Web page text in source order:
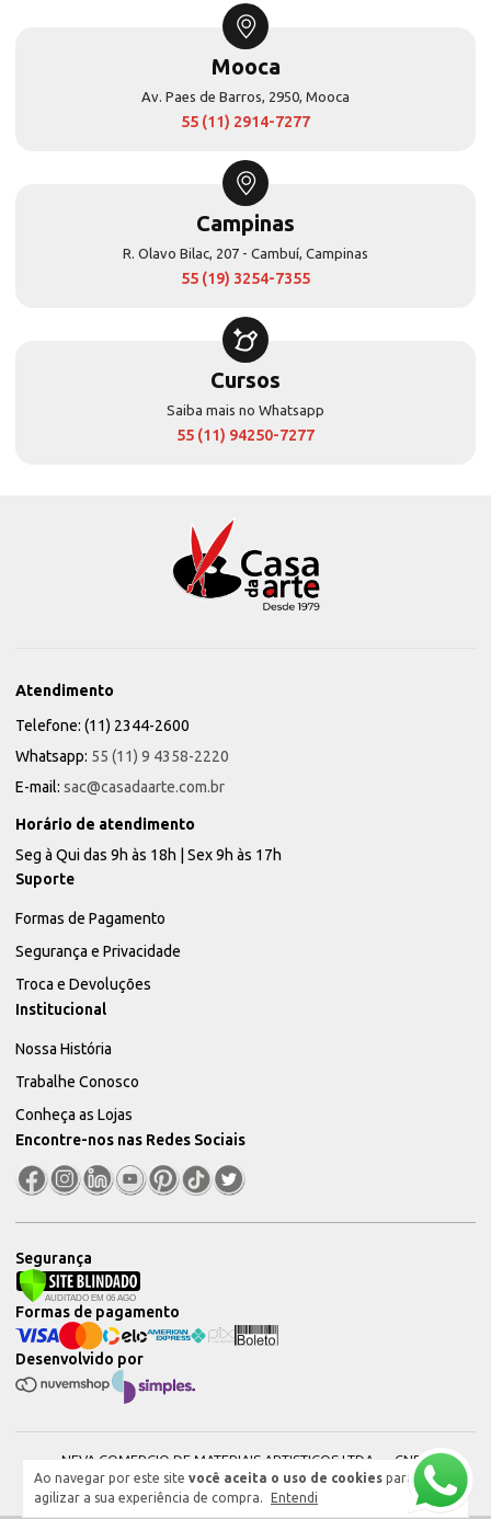
Ao navegar por este site você aceita o uso de cookies para
agilizar a sua experiência de compra.
Entendi
Mooca
Av. Paes de Barros, 2950, Mooca
55 (11) 2914-7277
Campinas
R. Olavo Bilac, 207 - Cambuí, Campinas
55 (19) 3254-7355
Cursos
Saiba mais no Whatsapp
55 (11) 94250-7277
Atendimento
Telefone: (11) 2344-2600
Whatsapp: 55 (11) 9 4358-2220
E-mail: sac@casadaarte.com.br
Horário de atendimento
Seg à Qui das 9h às 18h | Sex 9h às 17h
Suporte
Formas de Pagamento
Segurança e Privacidade
Troca e Devoluções
Institucional
Nossa História
Trabalhe Conosco
Conheça as Lojas
Encontre-nos nas Redes Sociais
Segurança
Desenvolvido por
Formas de pagamento
NEVA COMERCIO DE MATERIAIS ARTISTICOS LTDA — CNPJ:
51604544000101 © 2026. Todos os direitos reservados.